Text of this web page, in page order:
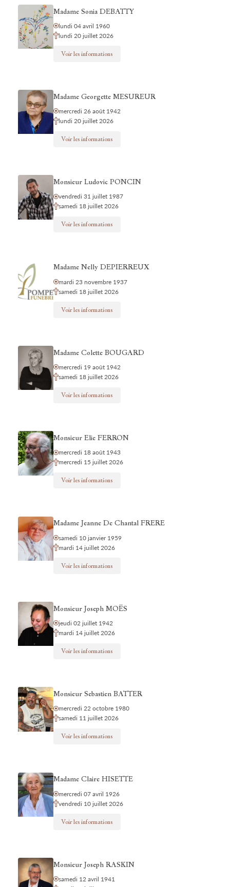
Madame Sonia DEBATTY
lundi 04 avril 1960
lundi 20 juillet 2026
Voir les informations
Madame Georgette MESUREUR
mercredi 26 août 1942
lundi 20 juillet 2026
Voir les informations
Monsieur Ludovic PONCIN
vendredi 31 juillet 1987
samedi 18 juillet 2026
Voir les informations
Madame Nelly DEPIERREUX
mardi 23 novembre 1937
samedi 18 juillet 2026
Voir les informations
Madame Colette BOUGARD
mercredi 19 août 1942
samedi 18 juillet 2026
Voir les informations
Monsieur Elie FERRON
mercredi 18 août 1943
mercredi 15 juillet 2026
Voir les informations
Madame Jeanne De Chantal FRERE
samedi 10 janvier 1959
mardi 14 juillet 2026
Voir les informations
Monsieur Joseph MOËS
jeudi 02 juillet 1942
mardi 14 juillet 2026
Voir les informations
Monsieur Sebastien BATTER
mercredi 22 octobre 1980
samedi 11 juillet 2026
Voir les informations
Madame Claire HISETTE
mercredi 07 avril 1926
vendredi 10 juillet 2026
Voir les informations
Monsieur Joseph RASKIN
samedi 12 avril 1941